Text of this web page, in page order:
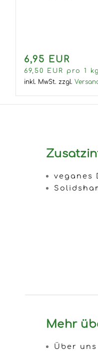
6,95 EUR
69,50 EUR pro 1 kg
inkl. MwSt. zzgl.
veganes
Mehr
Über uns